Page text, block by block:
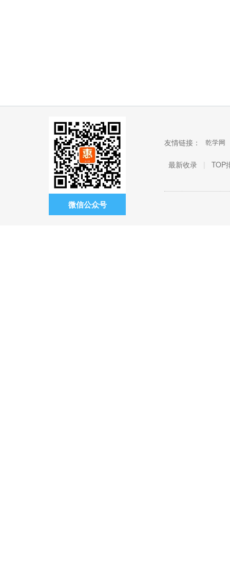
微信公众号
友情链接： 乾学网
最新收录 | TOP